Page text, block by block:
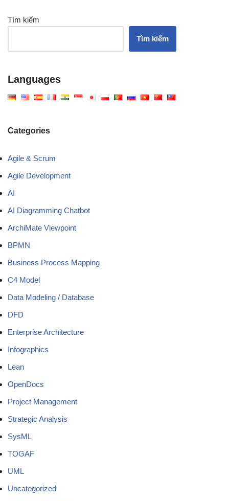
Tìm kiếm
Tìm kiếm
Languages
Categories
Agile & Scrum
Agile Development
AI
AI Diagramming Chatbot
ArchiMate Viewpoint
BPMN
Business Process Mapping
C4 Model
Data Modeling / Database
DFD
Enterprise Architecture
Infographics
Lean
OpenDocs
Project Management
Strategic Analysis
SysML
TOGAF
UML
Uncategorized